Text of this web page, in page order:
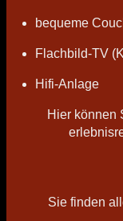
bequeme
Flachbild-TV
Hifi-Anlage
Hier können
Sie finden